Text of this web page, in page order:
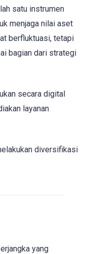
satu instrumen
menjaga nilai aset
berfluktuasi, tetapi
bagian dari strategi
secara digital
layanan
diversifikasi
yang